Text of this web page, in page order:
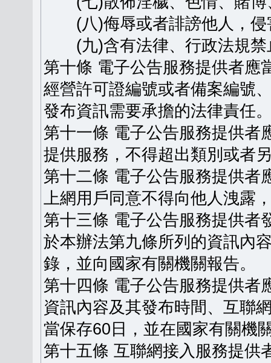
(八)侮辱或者誹謗他人，侵
(九)含有法律、行政法規禁
第十條 電子公告服務提供者應
經營許可證編號或者備案編號
發布資訊需要承擔的法律責任
第十一條 電子公告服務提供者
提供服務，不得超出類別或者
第十二條 電子公告服務提供者
上網用戶同意不得向他人洩露
第十三條 電子公告服務提供者
於本辦法第九條所列的資訊內
錄，並向國家有關機關報告。
第十四條 電子公告服務提供者
資訊內容及其發布時間、互聯
當保存60日，並在國家有關機
第十五條 互聯網接入服務提供